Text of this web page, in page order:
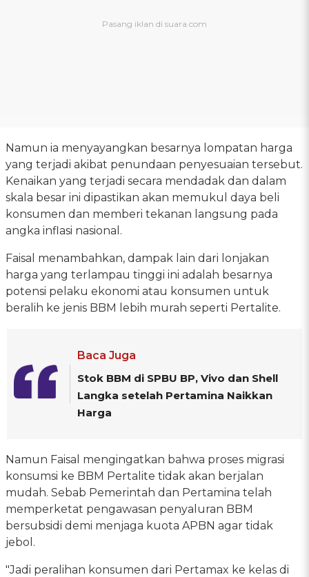
Namun ia menyayangkan besarnya lompatan harga
yang terjadi akibat penundaan penyesuaian tersebut.
Kenaikan yang terjadi secara mendadak dan dalam
skala besar ini dipastikan akan memukul daya beli
konsumen dan memberi tekanan langsung pada
angka inflasi nasional.
Faisal menambahkan, dampak lain dari lonjakan
harga yang terlampau tinggi ini adalah besarnya
potensi pelaku ekonomi atau konsumen untuk
beralih ke jenis BBM lebih murah seperti Pertalite.
Baca Juga
Stok BBM di SPBU BP, Vivo dan Shell
Langka setelah Pertamina Naikkan
Harga
Namun Faisal mengingatkan bahwa proses migrasi
konsumsi ke BBM Pertalite tidak akan berjalan
mudah. Sebab Pemerintah dan Pertamina telah
memperketat pengawasan penyaluran BBM
bersubsidi demi menjaga kuota APBN agar tidak
jebol.
"Jadi peralihan konsumen dari Pertamax ke kelas di